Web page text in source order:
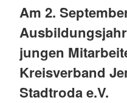
Am 2.
jungen
Kreisverband
Stadtroda e.V.